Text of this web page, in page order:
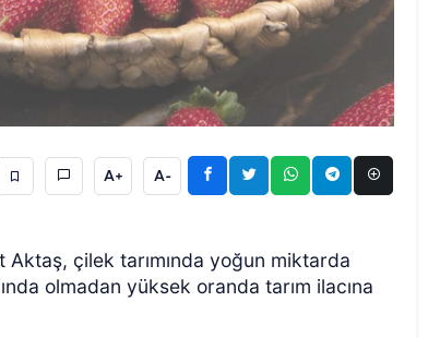
A+ A-
çilek tarımında yoğun miktarda
olmadan yüksek oranda tarım ilacına
GÜNCEL